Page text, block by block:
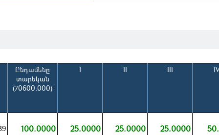
Ընդամենը
տարեկան
(70600.000)
I II III IV
100.0000 25.0000 25.0000 25.0000